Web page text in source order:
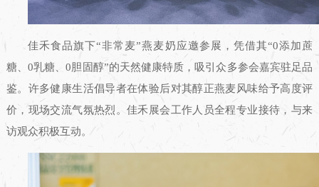
佳禾食品旗下“非常麦”燕麦奶应邀参展，凭借其“0添加蔗
糖、0乳糖、0胆固醇”的天然健康特质，吸引众多参会嘉宾驻足品
鉴。许多健康生活倡导者在体验后对其醇正燕麦风味给予高度评
价，现场交流气氛热烈。佳禾展会工作人员全程专业接待，与来
访观众积极互动。